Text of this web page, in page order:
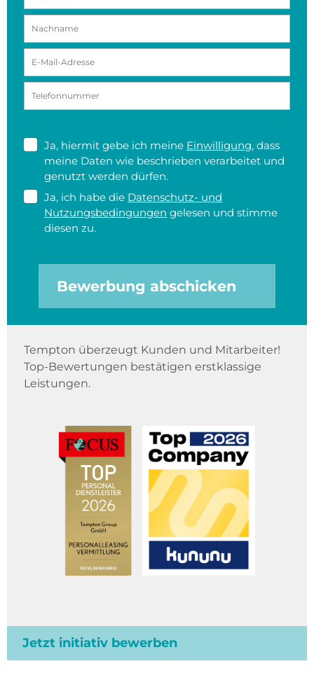
Ja, hiermit gebe ich meine Einwilligung, dass
meine Daten wie beschrieben verarbeitet und
genutzt werden dürfen.
Ja, ich habe die Datenschutz- und
Nutzungsbedingungen gelesen und stimme
diesen zu.
Bewerbung abschicken
Tempton überzeugt Kunden und Mitarbeiter!
Top-Bewertungen bestätigen erstklassige
Leistungen.
Jetzt initiativ bewerben